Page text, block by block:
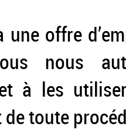
une offre
nous
à les
toute